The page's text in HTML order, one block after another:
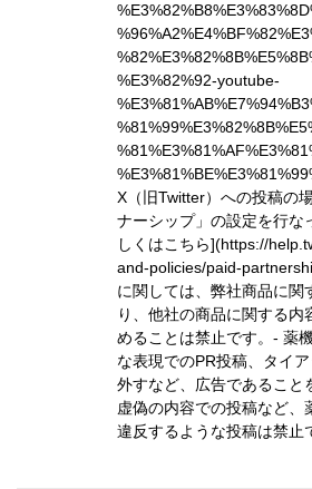
%E3%82%92-youtube-
X（旧Twitter）への投稿の
ナーシップ」の設定を行な
しくはこちら](https://
and-policies/paid-
に関しては、弊社商品に関
り、他社の商品に関する内
めることは禁止です。- 薬
な表現でのPR投稿、タイ
外すなど、広告であること
虚偽の内容での投稿など、
違反するような投稿は禁止